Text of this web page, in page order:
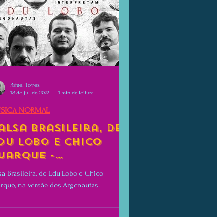
Brasileira, de
Lobo e Chico
-
Edu
Brasileira, de Edu Lobo e Chico
na versão dos Argonautas.
NORMAL
Rafael Torres
18 de jul. de 2022
1 min de leitura